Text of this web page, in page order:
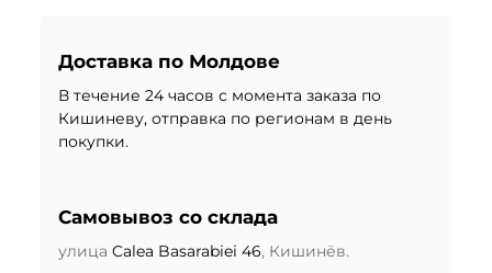
Доставка по Молдове
В течение 24 часов с момента заказа по
Кишиневу, отправка по регионам в день
покупки.
Самовывоз со склада
улица Calea Basarabiei 46, Кишинёв.